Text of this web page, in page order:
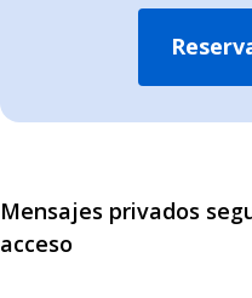
Mensajes privados
acceso